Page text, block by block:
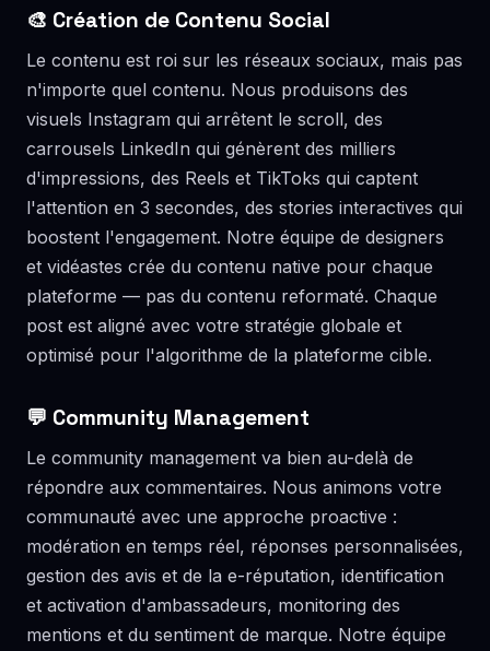
🎨 Création de Contenu Social
Le contenu est roi sur les réseaux sociaux, mais pas
n'importe quel contenu. Nous produisons des
visuels Instagram qui arrêtent le scroll, des
carrousels LinkedIn qui génèrent des milliers
d'impressions, des Reels et TikToks qui captent
l'attention en 3 secondes, des stories interactives qui
boostent l'engagement. Notre équipe de designers
et vidéastes crée du contenu native pour chaque
plateforme — pas du contenu reformaté. Chaque
post est aligné avec votre stratégie globale et
optimisé pour l'algorithme de la plateforme cible.
💬 Community Management
Le community management va bien au-delà de
répondre aux commentaires. Nous animons votre
communauté avec une approche proactive :
modération en temps réel, réponses personnalisées,
gestion des avis et de la e-réputation, identification
et activation d'ambassadeurs, monitoring des
mentions et du sentiment de marque. Notre équipe